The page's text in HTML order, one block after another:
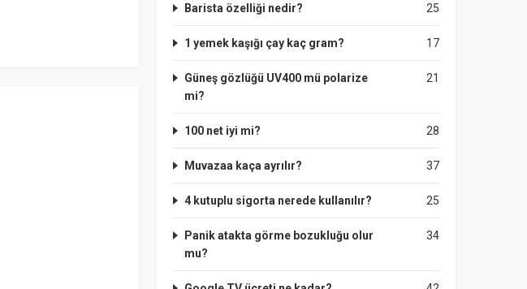
25
Barista özelliği nedir?
17
1 yemek kaşığı çay kaç gram?
21
Güneş gözlüğü UV400 mü polarize
mi?
28
100 net iyi mi?
37
Muvazaa kaça ayrılır?
25
4 kutuplu sigorta nerede kullanılır?
34
Panik atakta görme bozukluğu olur
mu?